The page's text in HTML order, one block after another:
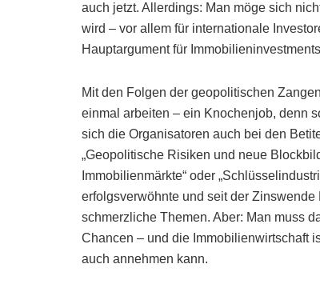
auch jetzt. Allerdings: Man möge sich
wird – vor allem für internationale
Hauptargument für
Mit den Folgen der geopolitischen
einmal arbeiten – ein Knochenjob, denn
sich die Organisatoren auch bei den
„Geopolitische Risiken und neue
Immobilienmärkte“ oder
erfolgsverwöhnte und seit der
schmerzliche Themen. Aber: Man muss
Chancen – und die Immobilienwirtschaft
auch annehmen kann.